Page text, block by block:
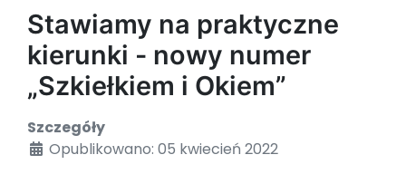
Stawiamy na praktyczne
kierunki - nowy numer
„Szkiełkiem i Okiem”
Szczegóły
Opublikowano: 05 kwiecień 2022